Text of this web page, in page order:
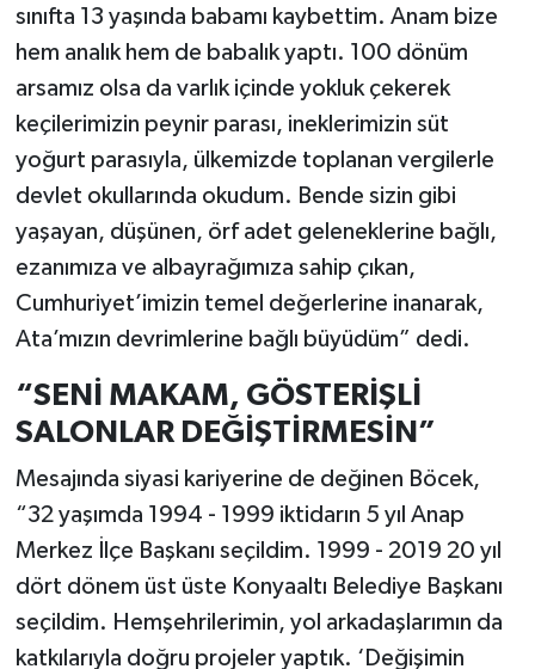
sınıfta 13 yaşında babamı kaybettim. Anam bize
hem analık hem de babalık yaptı. 100 dönüm
arsamız olsa da varlık içinde yokluk çekerek
keçilerimizin peynir parası, ineklerimizin süt
yoğurt parasıyla, ülkemizde toplanan vergilerle
devlet okullarında okudum. Bende sizin gibi
yaşayan, düşünen, örf adet geleneklerine bağlı,
ezanımıza ve albayrağımıza sahip çıkan,
Cumhuriyet’imizin temel değerlerine inanarak,
Ata’mızın devrimlerine bağlı büyüdüm” dedi.
“SENİ MAKAM, GÖSTERİŞLİ
SALONLAR DEĞİŞTİRMESİN”
Mesajında siyasi kariyerine de değinen Böcek,
“32 yaşımda 1994 - 1999 iktidarın 5 yıl Anap
Merkez İlçe Başkanı seçildim. 1999 - 2019 20 yıl
dört dönem üst üste Konyaaltı Belediye Başkanı
seçildim. Hemşehrilerimin, yol arkadaşlarımın da
katkılarıyla doğru projeler yaptık. ‘Değişimin